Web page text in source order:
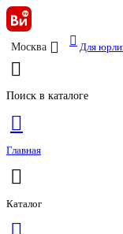
Москва Для
Поиск в каталоге
Главная
Каталог